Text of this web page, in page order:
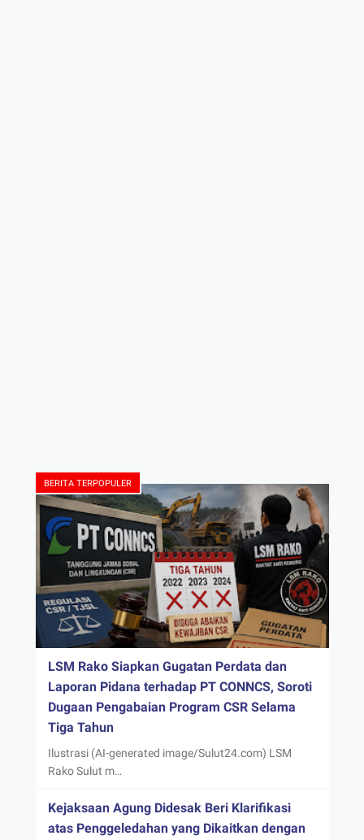
BERITA TERPOPULER
LSM Rako Siapkan Gugatan Perdata dan
Laporan Pidana terhadap PT CONNCS, Soroti
Dugaan Pengabaian Program CSR Selama
Tiga Tahun
Ilustrasi (AI-generated image/Sulut24.com) LSM
Rako Sulut m…
Kejaksaan Agung Didesak Beri Klarifikasi
atas Penggeledahan yang Dikaitkan dengan